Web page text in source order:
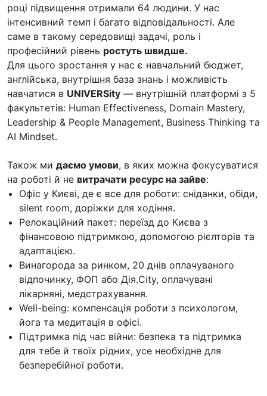
році підвищення отримали 64 людини. У нас
інтенсивний темп і багато відповідальності. Але
саме в такому середовищі задачі, роль і
професійний рівень ростуть швидше.
Для цього зростання у нас є навчальний бюджет,
англійська, внутрішня база знань і можливість
навчатися в UNIVERSity — внутрішній платформі з 5
факультетів: Human Effectiveness, Domain Mastery,
Leadership & People Management, Business Thinking та
AI Mindset.
Також ми даємо умови, в яких можна фокусуватися
на роботі й не витрачати ресурс на зайве:
Офіс у Києві, де є все для роботи: сніданки, обіди,
silent room, доріжки для ходіння.
Релокаційний пакет: переїзд до Києва з
фінансовою підтримкою, допомогою рієлторів та
адаптацією.
Винагорода за ринком, 20 днів оплачуваного
відпочинку, ФОП або Дія.City, оплачувані
лікарняні, медстрахування.
Well-being: компенсація роботи з психологом,
йога та медитація в офісі.
Підтримка під час війни: безпека та підтримка
для тебе й твоїх рідних, усе необхідне для
безперебійної роботи.